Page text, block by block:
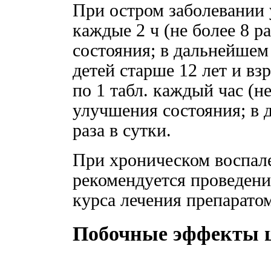
При остром заболевании
каждые 2 ч (не более 8
состояния; в
детей старше 12 лет и
по 1 табл. каждый час
улучшения состояния;
раза в сутки.
При хроническом
рекомендуется
курса лечения
Побочные эффекты